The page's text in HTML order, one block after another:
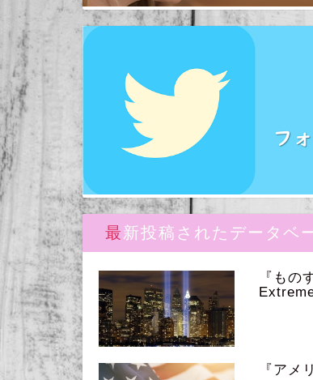
最新投稿されたデータベ
『も
『ア